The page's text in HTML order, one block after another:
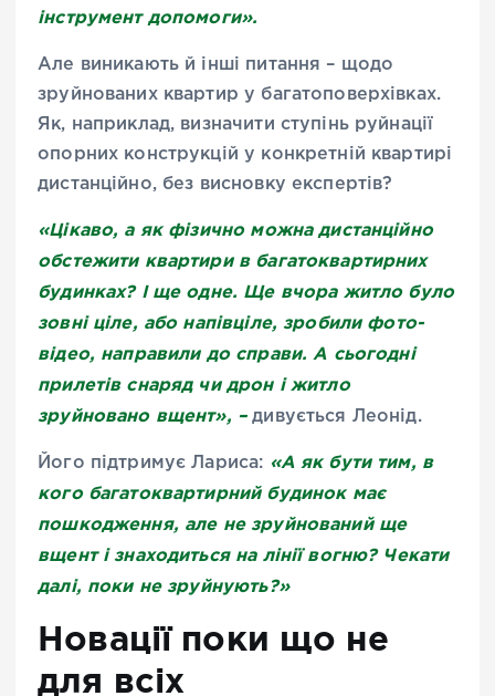
інструмент допомоги».
Але виникають й інші питання – щодо
зруйнованих квартир у багатоповерхівках.
Як, наприклад, визначити ступінь руйнації
опорних конструкцій у конкретній квартирі
дистанційно, без висновку експертів?
«Цікаво, а як фізично можна дистанційно
обстежити квартири в багатоквартирних
будинках? І ще одне. Ще вчора житло було
зовні ціле, або напівціле, зробили фото-
відео, направили до справи. А сьогодні
прилетів снаряд чи дрон і житло
зруйновано вщент», –дивується Леонід.
Його підтримує Лариса: «А як бути тим, в
кого багатоквартирний будинок має
пошкодження, але не зруйнований ще
вщент і знаходиться на лінії вогню? Чекати
далі, поки не зруйнують?»
Новації поки що не
для всіх